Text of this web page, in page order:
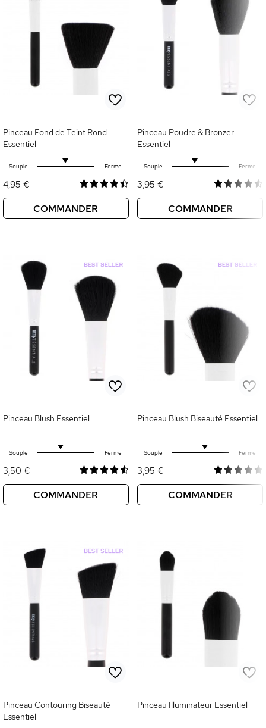
Pinceau Fond de Teint Rond
Essentiel
Souple Ferme
4,95 €
COMMANDER
Pinceau Poudre & Bronzer
Essentiel
Souple Ferme
3,95 €
COMMANDER
Pinceau Blush Essentiel
Souple Ferme
3,50 €
COMMANDER
Pinceau Blush Biseauté Essentiel
Souple Ferme
3,95 €
COMMANDER
Pinceau Contouring Biseauté
Essentiel
Pinceau Illuminateur Essentiel